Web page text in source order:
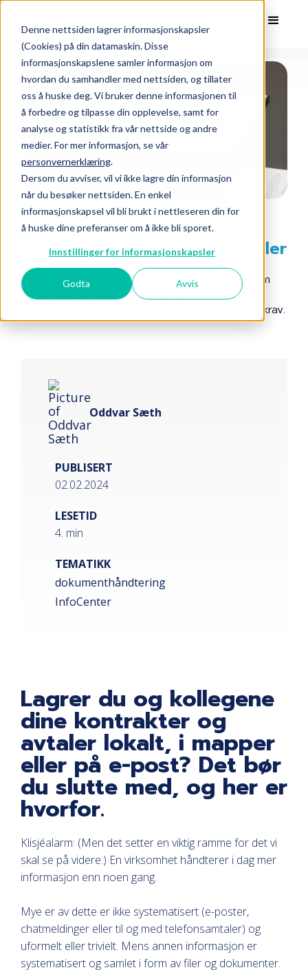
Denne nettsiden lagrer informasjonskapsler
(Cookies) på din datamaskin. Disse
informasjonskapslene samler informasjon om
hvordan du samhandler med nettsiden, og tillater
oss å huske deg. Vi bruker denne informasjonen til
å forbedre og tilpasse din opplevelse, samt for
analyse og statistikk fra vår nettside og andre
medier. For mer informasjon, se vår
personvernerklæring.
Dersom du avviser, vil vi ikke lagre din informasjon
når du besøker nettsiden. En enkel
informasjonskapsel vil bli brukt i nettleseren din for
å huske dine preferanser om å ikke bli sporet.
Innstillinger for informasjonskapsler
Godta Avvis
Få bedre oversikt over
bedriftens kontrakter og avtaler
Lær hvorfor det er viktig å ha et digitalt system
for kontrakter og avtaler. Unngå unødvendige
fornyelser, overlappende avtaler og oppfyll lovkrav.
Oddvar Sæth
PUBLISERT
02.02.2024
LESETID
4. min
TEMATIKK
dokumenthåndtering
InfoCenter
Lagrer du og kollegene
dine kontrakter og
avtaler lokalt, i mapper
eller på e-post? Det bør
du slutte med, og her er
hvorfor.
Klisjéalarm: (Men det setter en viktig ramme for det vi
skal se på videre.) En virksomhet håndterer i dag mer
informasjon enn noen gang.
Mye er av dette er ikke systematisert (e-poster,
chatmeldinger eller til og med telefonsamtaler) og
uformelt eller trivielt. Mens annen informasjon er
systematisert og samlet i form av filer og dokumenter.